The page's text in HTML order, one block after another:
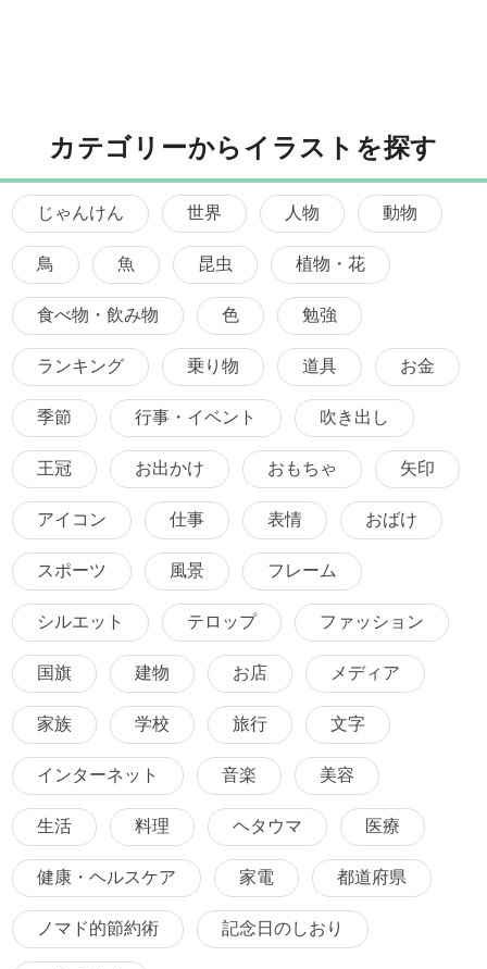
カテゴリーからイラストを探す
じゃんけん 世界 人物 動物
鳥 魚 昆虫 植物・花
食べ物・飲み物 色 勉強
ランキング 乗り物 道具 お金
季節 行事・イベント 吹き出し
王冠 お出かけ おもちゃ 矢印
アイコン 仕事 表情 おばけ
スポーツ 風景 フレーム
シルエット テロップ ファッション
国旗 建物 お店 メディア
家族 学校 旅行 文字
インターネット 音楽 美容
生活 料理 ヘタウマ 医療
健康・ヘルスケア 家電 都道府県
ノマド的節約術 記念日のしおり